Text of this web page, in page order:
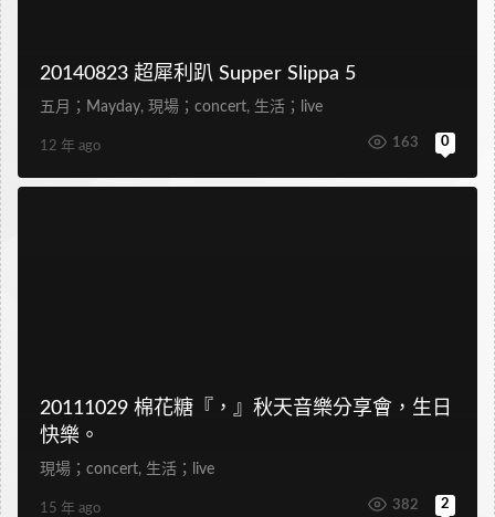
20140823 超犀利趴 Supper Slippa 5
五月；Mayday, 現場；concert, 生活；live
12 年 ago 163 0
20111029 棉花糖『，』秋天音樂分享會，生日
快樂。
現場；concert, 生活；live
15 年 ago 382 2